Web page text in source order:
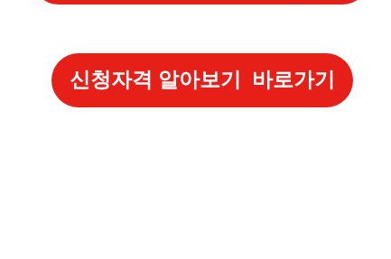
신청자격 알아보기 바로가기